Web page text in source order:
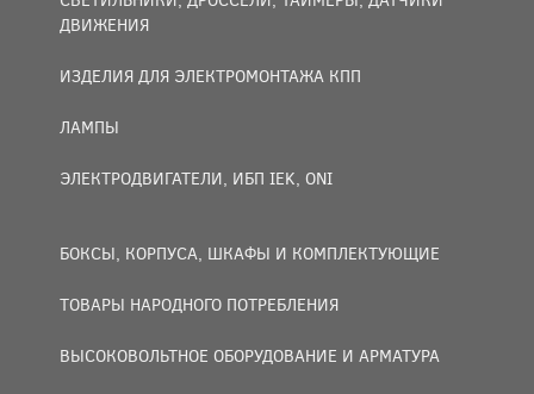
ДВИЖЕНИЯ
ИЗДЕЛИЯ ДЛЯ ЭЛЕКТРОМОНТАЖА КПП
ЛАМПЫ
ЭЛЕКТРОДВИГАТЕЛИ, ИБП IEK, ONI
БОКСЫ, КОРПУСА, ШКАФЫ И КОМПЛЕКТУЮЩИЕ
ТОВАРЫ НАРОДНОГО ПОТРЕБЛЕНИЯ
ВЫСОКОВОЛЬТНОЕ ОБОРУДОВАНИЕ И АРМАТУРА